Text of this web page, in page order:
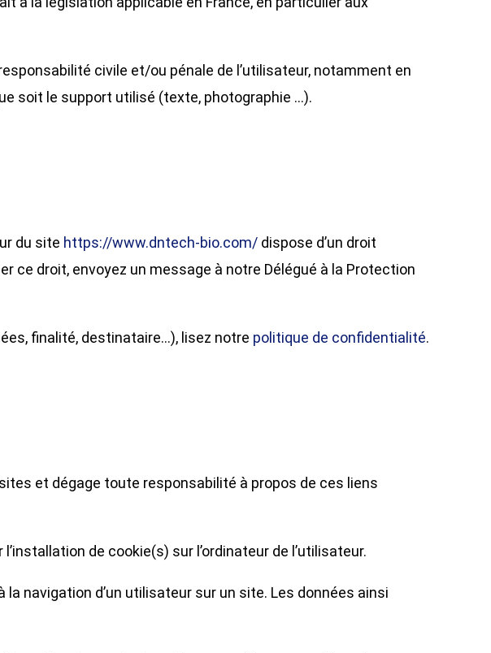
civile et/ou pénale de l’utilisateur, notamment en
soit le support utilisé (texte, photographie …).
du site https://www.dntech-bio.com/ dispose d’un droit
ce droit, envoyez un message à notre Délégué à la Protection
finalité, destinataire…), lisez notre politique de confidentialité.
et dégage toute responsabilité à propos de ces liens
de cookie(s) sur l’ordinateur de l’utilisateur.
navigation d’un utilisateur sur un site. Les données ainsi